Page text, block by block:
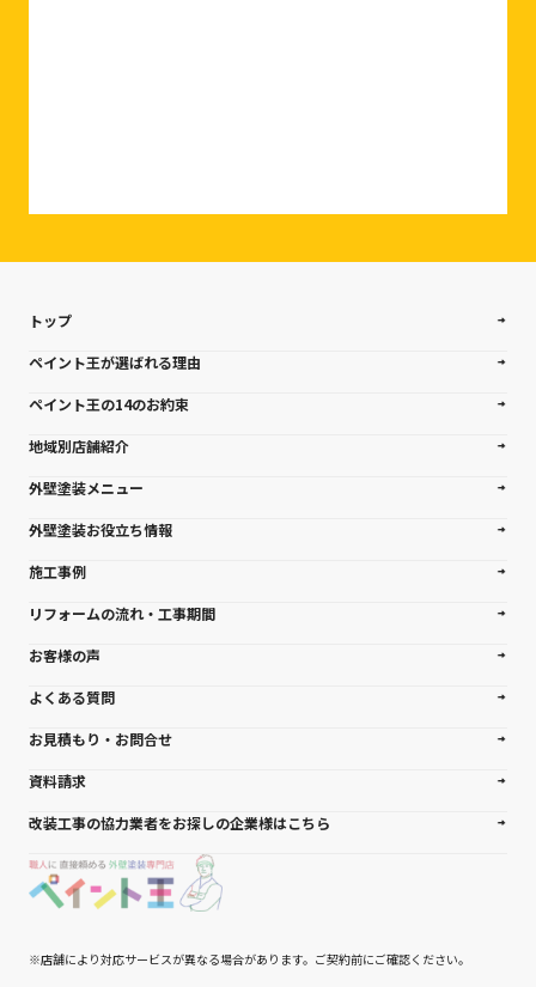
トップ
ペイント王が選ばれる理由
ペイント王の14のお約束
地域別店舗紹介
外壁塗装メニュー
外壁塗装お役立ち情報
施工事例
リフォームの流れ・工事期間
お客様の声
よくある質問
お見積もり・お問合せ
資料請求
改装工事の協力業者をお探しの企業様はこちら
※店舗により対応サービスが異なる場合があります。ご契約前にご確認ください。